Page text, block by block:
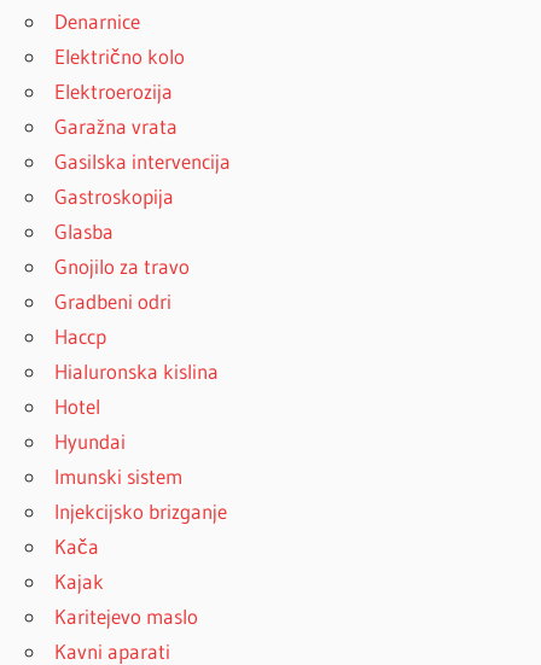
Denarnice
Električno kolo
Elektroerozija
Garažna vrata
Gasilska intervencija
Gastroskopija
Glasba
Gnojilo za travo
Gradbeni odri
Haccp
Hialuronska kislina
Hotel
Hyundai
Imunski sistem
Injekcijsko brizganje
Kača
Kajak
Karitejevo maslo
Kavni aparati